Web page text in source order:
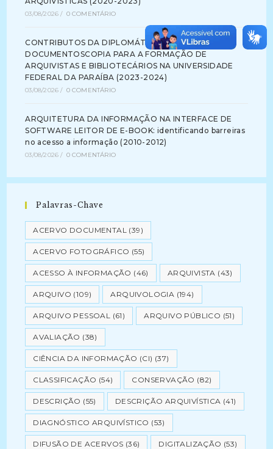
03/08/2026 / 0 COMENTÁRIO
CONTRIBUTOS DA DIPLOMÁTICA E DA
DOCUMENTOSCOPIA PARA A FORMAÇÃO DE
ARQUIVISTAS E BIBLIOTECÁRIOS NA UNIVERSIDADE
FEDERAL DA PARAÍBA (2023-2024)
03/08/2026 / 0 COMENTÁRIO
ARQUITETURA DA INFORMAÇÃO NA INTERFACE DE
SOFTWARE LEITOR DE E-BOOK: identificando barreiras
no acesso a informação (2010-2012)
03/08/2026 / 0 COMENTÁRIO
Palavras-Chave
ACERVO DOCUMENTAL (39)
ACERVO FOTOGRÁFICO (55)
ACESSO À INFORMAÇÃO (46) ARQUIVISTA (43)
ARQUIVO (109) ARQUIVOLOGIA (194)
ARQUIVO PESSOAL (61) ARQUIVO PÚBLICO (51)
AVALIAÇÃO (38)
CIÊNCIA DA INFORMAÇÃO (CI) (37)
CLASSIFICAÇÃO (54) CONSERVAÇÃO (82)
DESCRIÇÃO (55) DESCRIÇÃO ARQUIVÍSTICA (41)
DIAGNÓSTICO ARQUIVÍSTICO (53)
DIFUSÃO DE ACERVOS (36) DIGITALIZAÇÃO (53)